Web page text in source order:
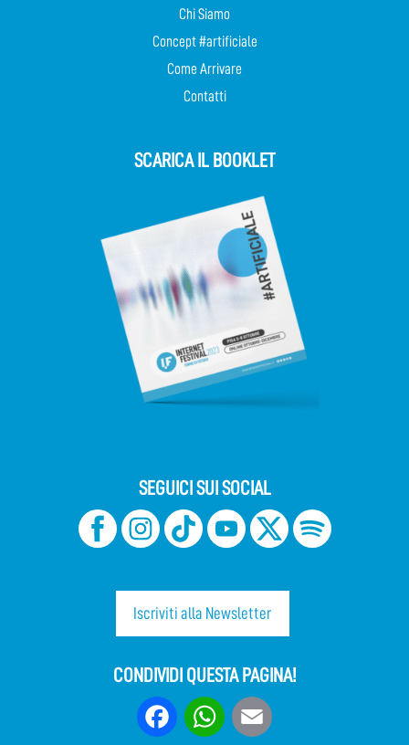
Chi Siamo
Concept #artificiale
Come Arrivare
Contatti
SCARICA IL BOOKLET
SEGUICI SUI SOCIAL
Iscriviti alla Newsletter
CONDIVIDI QUESTA PAGINA!
Facebook WhatsApp